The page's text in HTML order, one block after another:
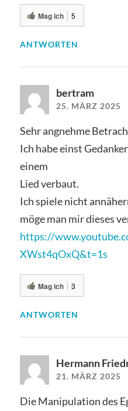
Mag ich 5
ANTWORTEN
bertram
25. MÄRZ 2025
Sehr angnehme
Ich habe einst
einem
Lied verbaut.
Ich spiele nicht
möge man mir dieses
https://
XWst4qOxQ&t=1s
Mag ich 3
ANTWORTEN
Hermann
21. MÄRZ 2025
Die Manipulation des